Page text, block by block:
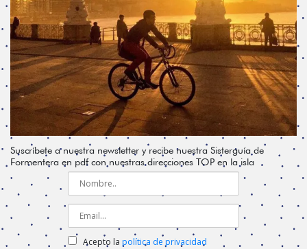
Suscríbete a nuestra newsletter y recibe nuestra Sisterguía de
Formentera en pdf con nuestras direcciones TOP en la isla
Acepto la política de privacidad